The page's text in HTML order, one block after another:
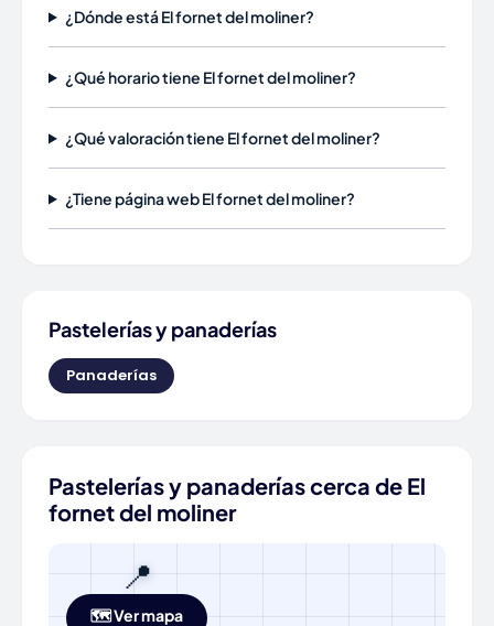
¿Dónde está El fornet del moliner?
¿Qué horario tiene El fornet del moliner?
¿Qué valoración tiene El fornet del moliner?
¿Tiene página web El fornet del moliner?
Pastelerías y panaderías
Panaderías
Pastelerías y panaderías cerca de El
fornet del moliner
📍
🗺️ Ver mapa